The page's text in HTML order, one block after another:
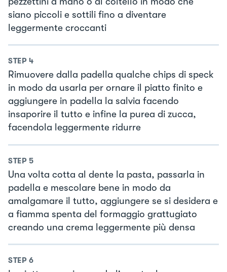
siano piccoli e sottili fino a diventare
leggermente croccanti
STEP 4
Rimuovere dalla padella qualche chips di speck
in modo da usarla per ornare il piatto finito e
aggiungere in padella la salvia facendo
insaporire il tutto e infine la purea di zucca,
facendola leggermente ridurre
STEP 5
Una volta cotta al dente la pasta, passarla in
padella e mescolare bene in modo da
amalgamare il tutto, aggiungere se si desidera e
a fiamma spenta del formaggio grattugiato
creando una crema leggermente più densa
STEP 6